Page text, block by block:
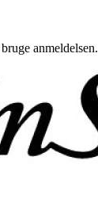
anmeldelsen.